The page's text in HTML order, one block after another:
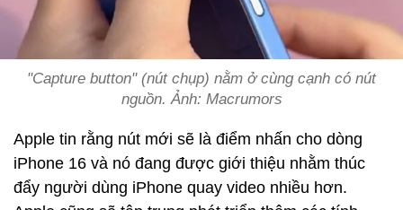
"Capture button" (nút chụp) nằm ở cùng cạnh có nút
nguồn. Ảnh: Macrumors
Apple tin rằng nút mới sẽ là điểm nhấn cho dòng
‌iPhone 16‌ và nó đang được giới thiệu nhằm thúc
đẩy người dùng iPhone quay video nhiều hơn.